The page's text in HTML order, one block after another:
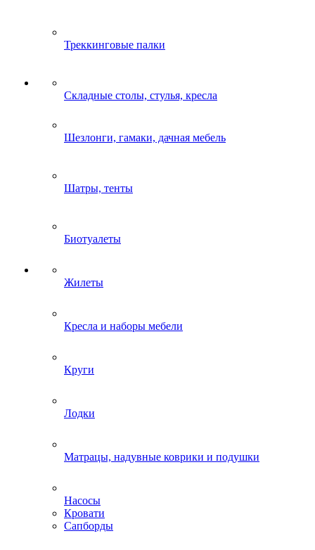
Треккинговые палки
Складные столы, стулья, кресла
Шезлонги, гамаки, дачная мебель
Шатры, тенты
Биотуалеты
Жилеты
Кресла и наборы мебели
Круги
Лодки
Матрацы, надувные коврики и подушки
Насосы
Кровати
Сапборды